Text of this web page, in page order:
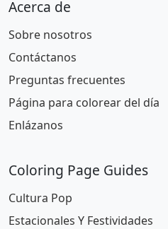
Acerca de
Sobre nosotros
Contáctanos
Preguntas frecuentes
Página para colorear del día
Enlázanos
Coloring Page Guides
Cultura Pop
Estacionales Y Festividades